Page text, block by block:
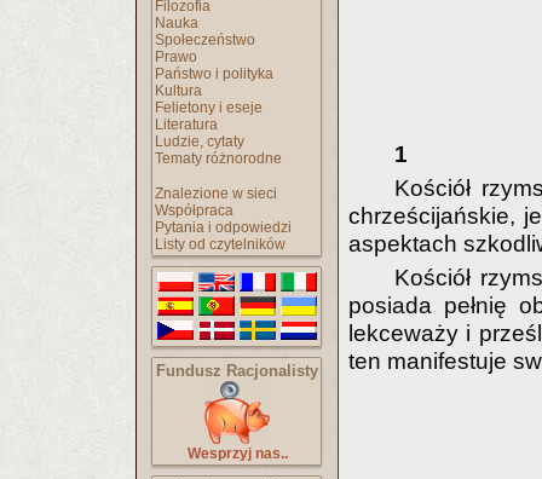
Filozofia
Nauka
Społeczeństwo
Prawo
Państwo i polityka
Kultura
Felietony i eseje
Literatura
Ludzie, cytaty
Tematy różnorodne
Znalezione w sieci
Współpraca
Pytania i odpowiedzi
Listy od czytelników
Fundusz Racjonalisty
Wesprzyj nas..
1
Kościół
chrześcijańskie,
aspektach
Kościół
posiada pełnię
lekceważy i
ten manifestuje